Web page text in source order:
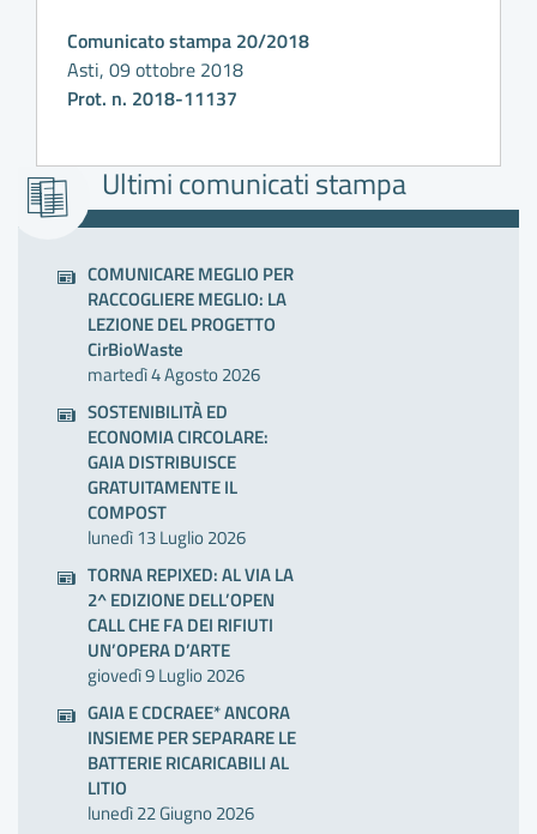
Comunicato stampa 20/2018
Asti, 09 ottobre 2018
Prot. n. 2018-11137
Ultimi comunicati stampa
COMUNICARE MEGLIO PER
RACCOGLIERE MEGLIO: LA
LEZIONE DEL PROGETTO
CirBioWaste
martedì 4 Agosto 2026
SOSTENIBILITÀ ED
ECONOMIA CIRCOLARE:
GAIA DISTRIBUISCE
GRATUITAMENTE IL
COMPOST
lunedì 13 Luglio 2026
TORNA REPIXED: AL VIA LA
2^ EDIZIONE DELL’OPEN
CALL CHE FA DEI RIFIUTI
UN’OPERA D’ARTE
giovedì 9 Luglio 2026
GAIA E CDCRAEE* ANCORA
INSIEME PER SEPARARE LE
BATTERIE RICARICABILI AL
LITIO
lunedì 22 Giugno 2026